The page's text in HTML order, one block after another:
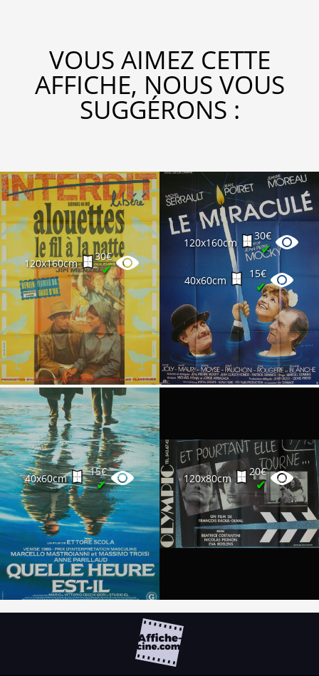
VOUS AIMEZ CETTE
AFFICHE, NOUS VOUS
SUGGÉRONS :
120x160cm
30€
✔
120x160cm
30€
✔
40x60cm
15€
✔
40x60cm
15€
✔ 120x80cm
20€
✔